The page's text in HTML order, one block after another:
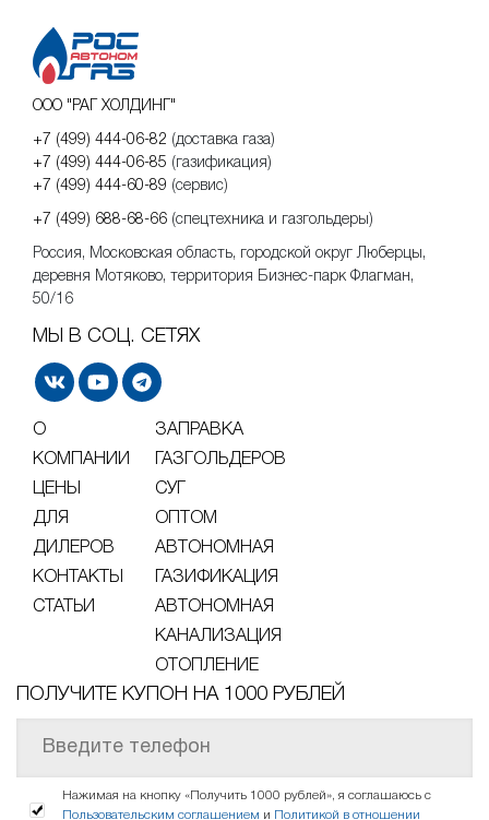
ООО "РАГ ХОЛДИНГ"
+7 (499) 444-06-82 (доставка газа)
+7 (499) 444-06-85 (газификация)
+7 (499) 444-60-89 (сервис)
+7 (499) 688-68-66 (спецтехника и газгольдеры)
Россия, Московская область, городской округ Люберцы,
деревня Мотяково, территория Бизнес-парк Флагман,
50/16
МЫ В СОЦ. СЕТЯХ
О
КОМПАНИИ
ЦЕНЫ
ДЛЯ
ДИЛЕРОВ
КОНТАКТЫ
СТАТЬИ
ЗАПРАВКА
ГАЗГОЛЬДЕРОВ
СУГ
ОПТОМ
АВТОНОМНАЯ
ГАЗИФИКАЦИЯ
АВТОНОМНАЯ
КАНАЛИЗАЦИЯ
ОТОПЛЕНИЕ
ПОЛУЧИТЕ КУПОН НА 1000 РУБЛЕЙ
Нажимая на кнопку «Получить 1000 рублей», я соглашаюсь с
Пользовательским соглашением и Политикой в отношении